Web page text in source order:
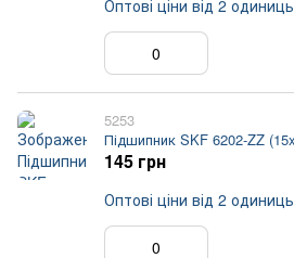
Оптові ціни від 2 одиниць
5253
Підшипник SKF 6202-ZZ
145 грн
Оптові ціни від 2 одиниць